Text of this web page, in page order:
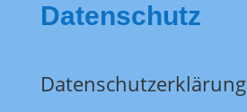
Datenschutz
Datenschutzerklärung